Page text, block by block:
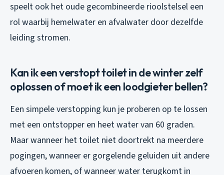
speelt ook het oude gecombineerde rioolstelsel een
rol waarbij hemelwater en afvalwater door dezelfde
leiding stromen.
Kan ik een verstopt toilet in de winter zelf
oplossen of moet ik een loodgieter bellen?
Een simpele verstopping kun je proberen op te lossen
met een ontstopper en heet water van 60 graden.
Maar wanneer het toilet niet doortrekt na meerdere
pogingen, wanneer er gorgelende geluiden uit andere
afvoeren komen, of wanneer water terugkomt in